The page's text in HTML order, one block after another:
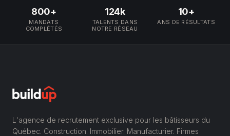
800+
MANDATS
COMPLÉTÉS
124k
TALENTS DANS
NOTRE RÉSEAU
10+
ANS DE RÉSULTATS
L'agence de recrutement exclusive pour les bâtisseurs du
Québec. Construction. Immobilier. Manufacturier. Firmes